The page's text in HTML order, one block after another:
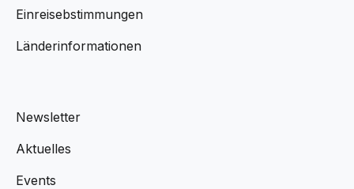
Einreisebstimmungen
Länderinformationen
Newsletter
Aktuelles
Events